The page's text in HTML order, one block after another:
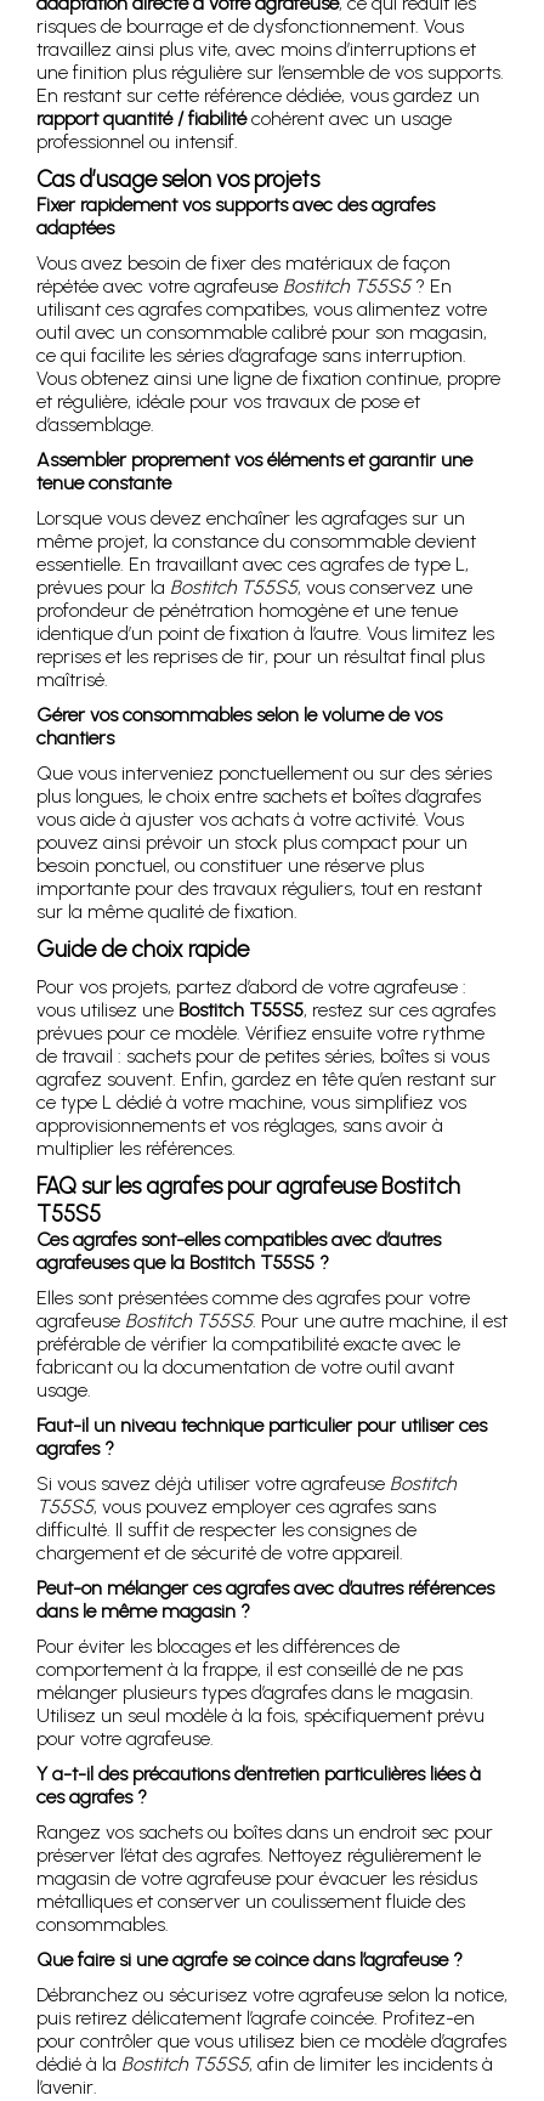
risques de bourrage et de dysfonctionnement. Vous
travaillez ainsi plus vite, avec moins d’interruptions et
une finition plus régulière sur l’ensemble de vos supports.
En restant sur cette référence dédiée, vous gardez un
rapport quantité / fiabilitécohérent avec un usage
professionnel ou intensif.
Cas d’usage selon vos projets
Fixer rapidement vos supports avec des agrafes
adaptées
Vous avez besoin de fixer des matériaux de façon
répétée avec votre agrafeuse Bostitch T55S5? En
utilisant ces agrafes compatibes, vous alimentez votre
outil avec un consommable calibré pour son magasin,
ce qui facilite les séries d’agrafage sans interruption.
Vous obtenez ainsi une ligne de fixation continue, propre
et régulière, idéale pour vos travaux de pose et
d’assemblage.
Assembler proprement vos éléments et garantir une
tenue constante
Lorsque vous devez enchaîner les agrafages sur un
même projet, la constance du consommable devient
essentielle. En travaillant avec ces agrafes de type L,
prévues pour la Bostitch T55S5, vous conservez une
profondeur de pénétration homogène et une tenue
identique d’un point de fixation à l’autre. Vous limitez les
reprises et les reprises de tir, pour un résultat final plus
maîtrisé.
Gérer vos consommables selon le volume de vos
chantiers
Que vous interveniez ponctuellement ou sur des séries
plus longues, le choix entre sachets et boîtes d’agrafes
vous aide à ajuster vos achats à votre activité. Vous
pouvez ainsi prévoir un stock plus compact pour un
besoin ponctuel, ou constituer une réserve plus
importante pour des travaux réguliers, tout en restant
sur la même qualité de fixation.
Guide de choix rapide
Pour vos projets, partez d’abord de votre agrafeuse :
vous utilisez une Bostitch T55S5, restez sur ces agrafes
prévues pour ce modèle. Vérifiez ensuite votre rythme
de travail : sachets pour de petites séries, boîtes si vous
agrafez souvent. Enfin, gardez en tête qu’en restant sur
ce type L dédié à votre machine, vous simplifiez vos
approvisionnements et vos réglages, sans avoir à
multiplier les références.
FAQ sur les agrafes pour agrafeuse Bostitch
T55S5
Ces agrafes sont-elles compatibles avec d’autres
agrafeuses que la Bostitch T55S5 ?
Elles sont présentées comme des agrafes pour votre
agrafeuse Bostitch T55S5. Pour une autre machine, il est
préférable de vérifier la compatibilité exacte avec le
fabricant ou la documentation de votre outil avant
usage.
Faut-il un niveau technique particulier pour utiliser ces
agrafes ?
Si vous savez déjà utiliser votre agrafeuse Bostitch
T55S5, vous pouvez employer ces agrafes sans
difficulté. Il suffit de respecter les consignes de
chargement et de sécurité de votre appareil.
Peut-on mélanger ces agrafes avec d’autres références
dans le même magasin ?
Pour éviter les blocages et les différences de
comportement à la frappe, il est conseillé de ne pas
mélanger plusieurs types d’agrafes dans le magasin.
Utilisez un seul modèle à la fois, spécifiquement prévu
pour votre agrafeuse.
Y a-t-il des précautions d’entretien particulières liées à
ces agrafes ?
Rangez vos sachets ou boîtes dans un endroit sec pour
préserver l’état des agrafes. Nettoyez régulièrement le
magasin de votre agrafeuse pour évacuer les résidus
métalliques et conserver un coulissement fluide des
consommables.
Que faire si une agrafe se coince dans l’agrafeuse ?
Débranchez ou sécurisez votre agrafeuse selon la notice,
puis retirez délicatement l’agrafe coincée. Profitez-en
pour contrôler que vous utilisez bien ce modèle d’agrafes
dédié à la Bostitch T55S5, afin de limiter les incidents à
l’avenir.